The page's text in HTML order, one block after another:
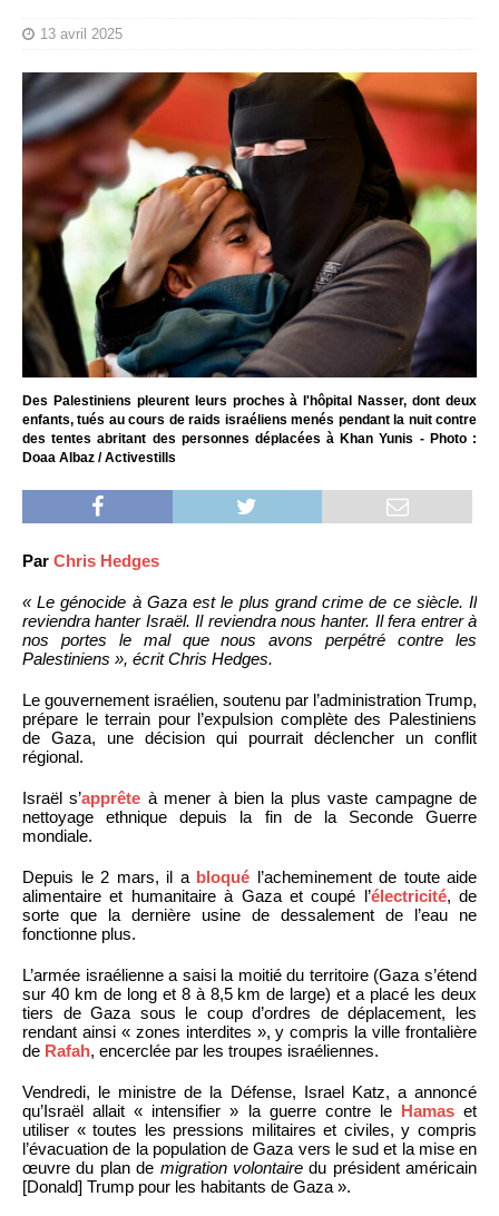
13 avril 2025
Des Palestiniens pleurent leurs proches à l'hôpital Nasser, dont deux
enfants, tués au cours de raids israéliens menés pendant la nuit contre
des tentes abritant des personnes déplacées à Khan Yunis - Photo :
Doaa Albaz / Activestills
Par Chris Hedges
« Le génocide à Gaza est le plus grand crime de ce siècle. Il
reviendra hanter Israël. Il reviendra nous hanter. Il fera entrer à
nos portes le mal que nous avons perpétré contre les
Palestiniens », écrit Chris Hedges.
Le gouvernement israélien, soutenu par l’administration Trump,
prépare le terrain pour l’expulsion complète des Palestiniens
de Gaza, une décision qui pourrait déclencher un conflit
régional.
Israël s’apprête à mener à bien la plus vaste campagne de
nettoyage ethnique depuis la fin de la Seconde Guerre
mondiale.
Depuis le 2 mars, il a bloqué l’acheminement de toute aide
alimentaire et humanitaire à Gaza et coupé l’électricité, de
sorte que la dernière usine de dessalement de l’eau ne
fonctionne plus.
L’armée israélienne a saisi la moitié du territoire (Gaza s’étend
sur 40 km de long et 8 à 8,5 km de large) et a placé les deux
tiers de Gaza sous le coup d’ordres de déplacement, les
rendant ainsi « zones interdites », y compris la ville frontalière
de Rafah, encerclée par les troupes israéliennes.
Vendredi, le ministre de la Défense, Israel Katz, a annoncé
qu’Israël allait « intensifier » la guerre contre le Hamaset
utiliser « toutes les pressions militaires et civiles, y compris
l’évacuation de la population de Gaza vers le sud et la mise en
œuvre du plan de migration volontairedu président américain
[Donald] Trump pour les habitants de Gaza ».